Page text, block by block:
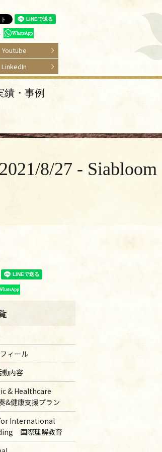
Youtube
LinkedIn
績・事例
8/27 - Siabloom
ィール
内容
& Healthcare
&健康支援プラン
International
国際理解教育